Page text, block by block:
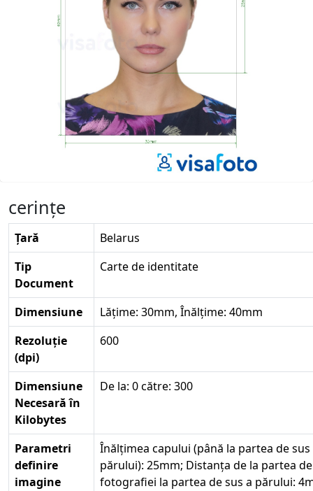
cerinţe
Țară
Belarus
Tip
Document
Carte de identitate
Dimensiune
Lățime: 30mm, Înălțime: 40mm
Rezoluție
(dpi)
600
Dimensiune
Necesară în
Kilobytes
De la: 0 către: 300
Parametri
definire
imagine
Înălțimea capului (până la partea de sus
părului): 25mm; Distanța de la partea
fotografiei la partea de sus a părului: